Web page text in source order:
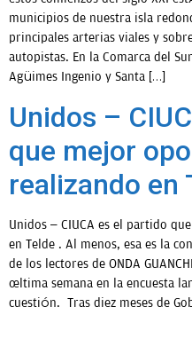
municipios de nuestra isla
principales arterias viales y
autopistas. En la Comarca del
Agüimes Ingenio y Santa […]
Unidos –
que mejor
realizando en
Unidos – CIUCA es el partido
en Telde . Al menos, esa es la
de los lectores de ONDA
última semana en la encuesta
cuestión. Tras diez meses de